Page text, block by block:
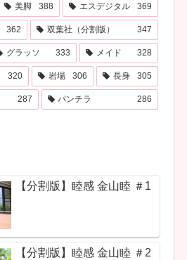
美脚 388 エスデジタル 369
362 双葉社（分割版） 347
グラッソ 333 メイド 328
320 岩場 306 長身 305
287 パンチラ 286
【分割版】睦感 金山睦 ＃1
【分割版】睦感 金山睦 ＃2